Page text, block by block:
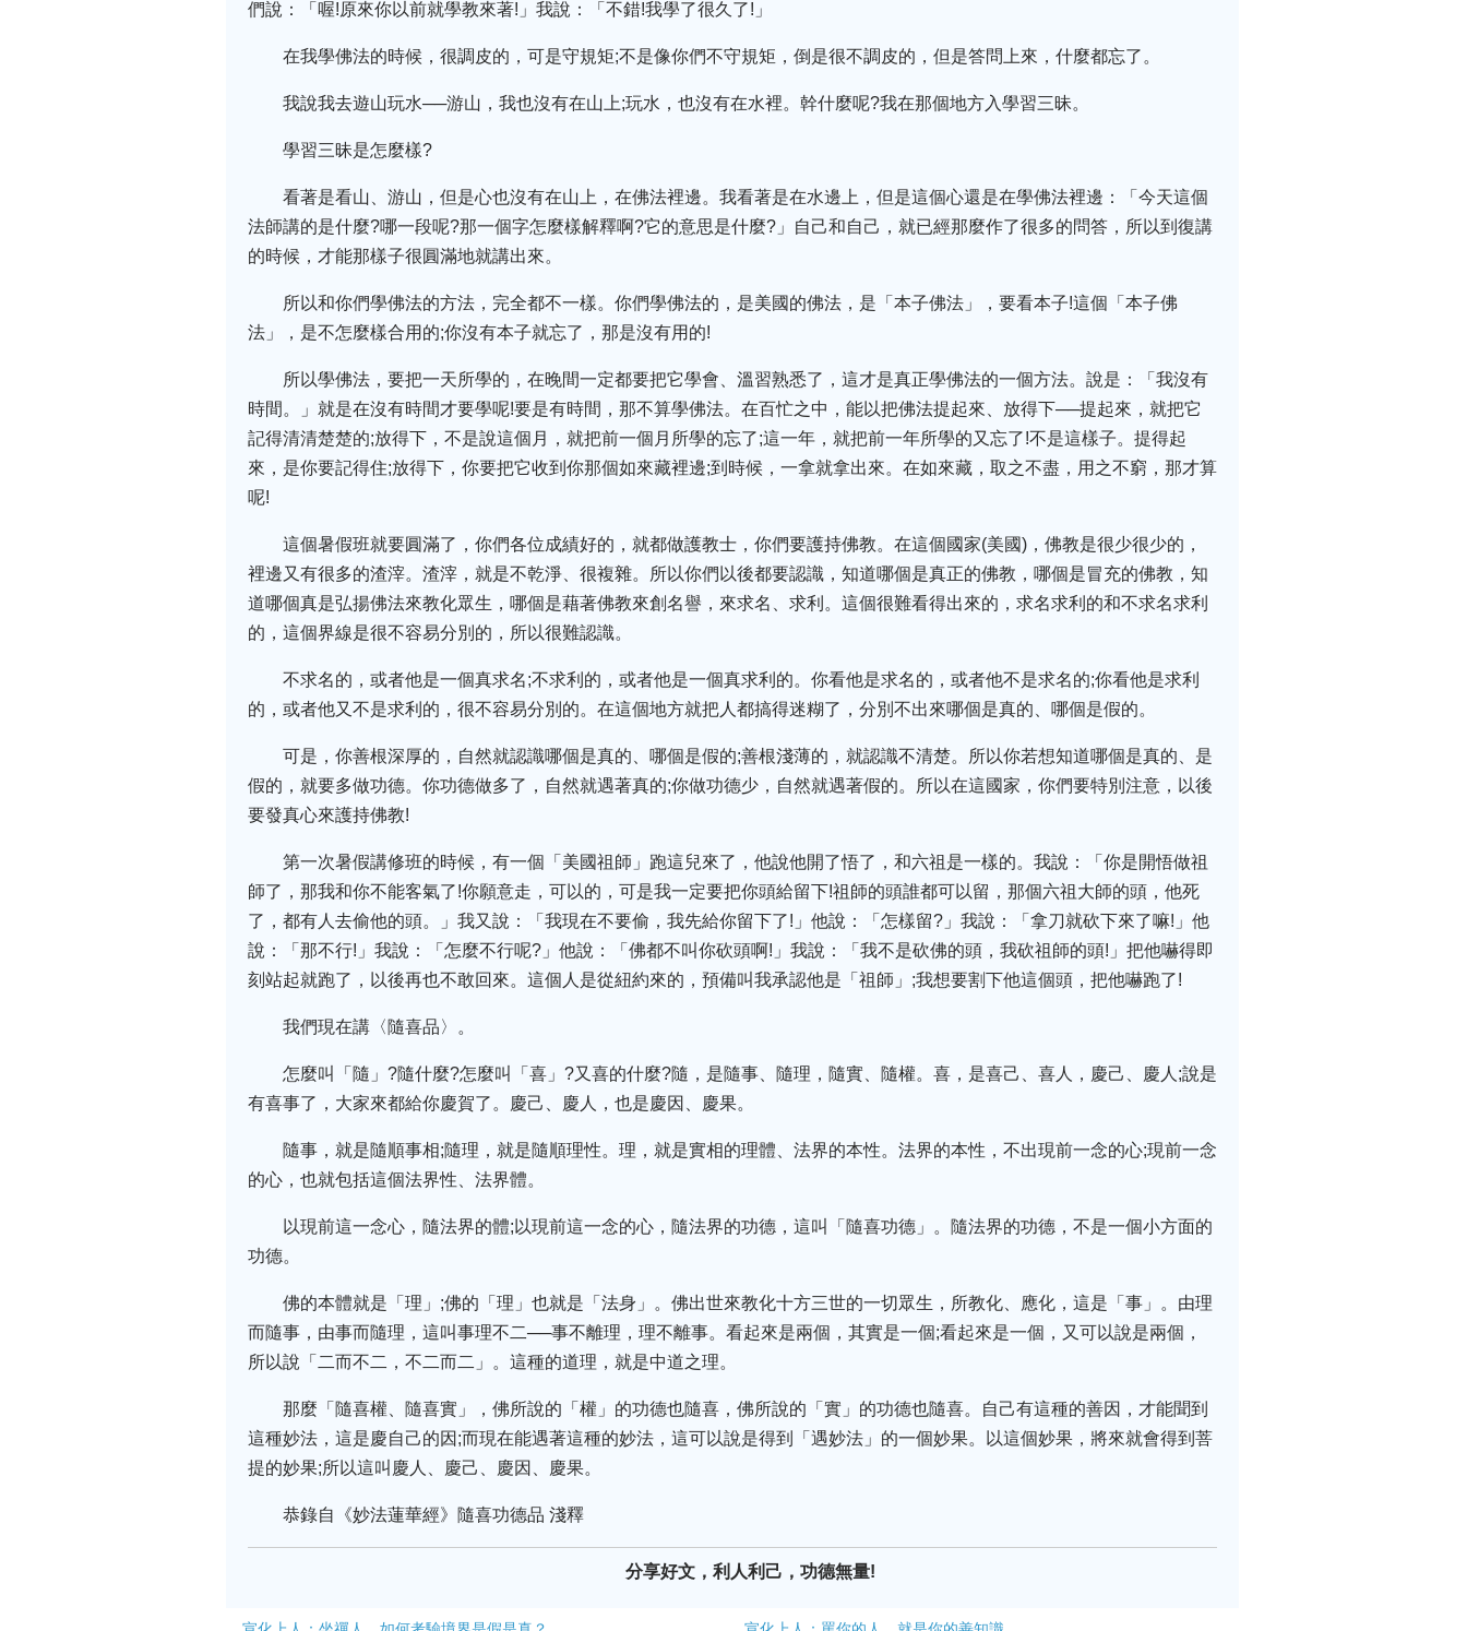
們說：「喔!原來你以前就學教來著!」我說：「不錯!我學了很久了!」
在我學佛法的時候，很調皮的，可是守規矩;不是像你們不守規矩，倒是很不調皮的，但是答問上來，什麼都忘了。
我說我去遊山玩水──游山，我也沒有在山上;玩水，也沒有在水裡。幹什麼呢?我在那個地方入學習三昧。
學習三昧是怎麼樣?
看著是看山、游山，但是心也沒有在山上，在佛法裡邊。我看著是在水邊上，但是這個心還是在學佛法裡邊：「今天這個
法師講的是什麼?哪一段呢?那一個字怎麼樣解釋啊?它的意思是什麼?」自己和自己，就已經那麼作了很多的問答，所以到復講
的時候，才能那樣子很圓滿地就講出來。
所以和你們學佛法的方法，完全都不一樣。你們學佛法的，是美國的佛法，是「本子佛法」，要看本子!這個「本子佛
法」，是不怎麼樣合用的;你沒有本子就忘了，那是沒有用的!
所以學佛法，要把一天所學的，在晚間一定都要把它學會、溫習熟悉了，這才是真正學佛法的一個方法。說是：「我沒有
時間。」就是在沒有時間才要學呢!要是有時間，那不算學佛法。在百忙之中，能以把佛法提起來、放得下──提起來，就把它
記得清清楚楚的;放得下，不是說這個月，就把前一個月所學的忘了;這一年，就把前一年所學的又忘了!不是這樣子。提得起
來，是你要記得住;放得下，你要把它收到你那個如來藏裡邊;到時候，一拿就拿出來。在如來藏，取之不盡，用之不窮，那才算
呢!
這個暑假班就要圓滿了，你們各位成績好的，就都做護教士，你們要護持佛教。在這個國家(美國)，佛教是很少很少的，
裡邊又有很多的渣滓。渣滓，就是不乾淨、很複雜。所以你們以後都要認識，知道哪個是真正的佛教，哪個是冒充的佛教，知
道哪個真是弘揚佛法來教化眾生，哪個是藉著佛教來創名譽，來求名、求利。這個很難看得出來的，求名求利的和不求名求利
的，這個界線是很不容易分別的，所以很難認識。
不求名的，或者他是一個真求名;不求利的，或者他是一個真求利的。你看他是求名的，或者他不是求名的;你看他是求利
的，或者他又不是求利的，很不容易分別的。在這個地方就把人都搞得迷糊了，分別不出來哪個是真的、哪個是假的。
可是，你善根深厚的，自然就認識哪個是真的、哪個是假的;善根淺薄的，就認識不清楚。所以你若想知道哪個是真的、是
假的，就要多做功德。你功德做多了，自然就遇著真的;你做功德少，自然就遇著假的。所以在這國家，你們要特別注意，以後
要發真心來護持佛教!
第一次暑假講修班的時候，有一個「美國祖師」跑這兒來了，他說他開了悟了，和六祖是一樣的。我說：「你是開悟做祖
師了，那我和你不能客氣了!你願意走，可以的，可是我一定要把你頭給留下!祖師的頭誰都可以留，那個六祖大師的頭，他死
了，都有人去偷他的頭。」我又說：「我現在不要偷，我先給你留下了!」他說：「怎樣留?」我說：「拿刀就砍下來了嘛!」他
說：「那不行!」我說：「怎麼不行呢?」他說：「佛都不叫你砍頭啊!」我說：「我不是砍佛的頭，我砍祖師的頭!」把他嚇得即
刻站起就跑了，以後再也不敢回來。這個人是從紐約來的，預備叫我承認他是「祖師」;我想要割下他這個頭，把他嚇跑了!
我們現在講〈隨喜品〉。
怎麼叫「隨」?隨什麼?怎麼叫「喜」?又喜的什麼?隨，是隨事、隨理，隨實、隨權。喜，是喜己、喜人，慶己、慶人;說是
有喜事了，大家來都給你慶賀了。慶己、慶人，也是慶因、慶果。
隨事，就是隨順事相;隨理，就是隨順理性。理，就是實相的理體、法界的本性。法界的本性，不出現前一念的心;現前一念
的心，也就包括這個法界性、法界體。
以現前這一念心，隨法界的體;以現前這一念的心，隨法界的功德，這叫「隨喜功德」。隨法界的功德，不是一個小方面的
功德。
佛的本體就是「理」;佛的「理」也就是「法身」。佛出世來教化十方三世的一切眾生，所教化、應化，這是「事」。由理
而隨事，由事而隨理，這叫事理不二──事不離理，理不離事。看起來是兩個，其實是一個;看起來是一個，又可以說是兩個，
所以說「二而不二，不二而二」。這種的道理，就是中道之理。
那麼「隨喜權、隨喜實」，佛所說的「權」的功德也隨喜，佛所說的「實」的功德也隨喜。自己有這種的善因，才能聞到
這種妙法，這是慶自己的因;而現在能遇著這種的妙法，這可以說是得到「遇妙法」的一個妙果。以這個妙果，將來就會得到菩
提的妙果;所以這叫慶人、慶己、慶因、慶果。
恭錄自《妙法蓮華經》隨喜功德品 淺釋
分享好文，利人利己，功德無量!